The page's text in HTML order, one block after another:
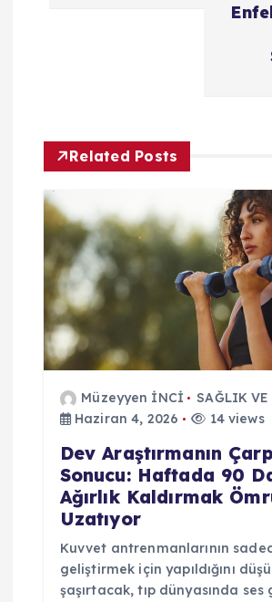
n
m
e
s
Related Posts
Müzeyyen İNCİ
SAĞLIK VE
Haziran 4, 2026
14 views
Dev Araştırmanın
Sonucu: Haftada 90
Ağırlık Kaldırmak
Uzatıyor
Kuvvet antrenmanlarının
geliştirmek için yapıldığını
şaşırtacak, tıp dünyasında